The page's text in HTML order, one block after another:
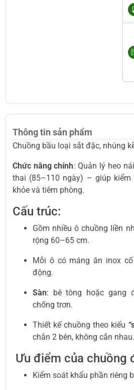
Thông tin sản phẩm
Chuồng bầu loại sắt đặc, nhúng
Chức năng chính: Quản lý heo
thai (85–110 ngày) – giúp
khỏe và tiêm phòng.
Cấu trúc:
Gồm nhiều ô chuồng liền
rộng 60–65 cm.
Mỗi ô có máng ăn inox
động.
Sàn: bê tông hoặc gang
chống trơn.
Thiết kế chuồng theo kiểu
chắn 2 bên, không cắn nhau.
Ưu điểm của chuồng
Kiểm soát khẩu phần riêng